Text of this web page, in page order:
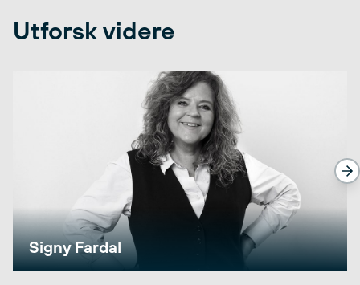
Utforsk videre
Signy Fardal